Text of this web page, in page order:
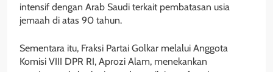
intensif dengan Arab Saudi terkait pembatasan usia
jemaah di atas 90 tahun.
Sementara itu, Fraksi Partai Golkar melalui Anggota
Komisi VIII DPR RI, Aprozi Alam, menekankan